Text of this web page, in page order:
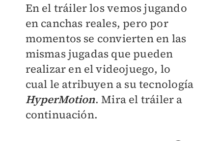
​En el tráiler losvemos jugando
en canchas reales, pero por
momentos se convierten en las
mismas jugadas que pueden
realizar en el videojuego, lo
cual le atribuyen a su tecnología
HyperMotion. Mira el tráiler a
continuación.